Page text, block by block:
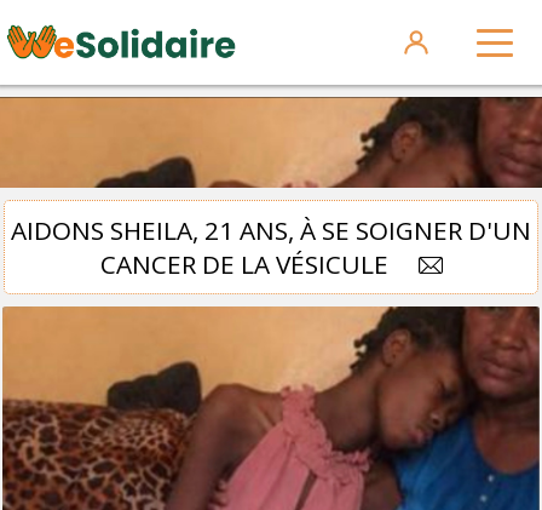
AIDONS SHEILA, 21 ANS, À SE SOIGNER D'UN
CANCER DE LA VÉSICULE